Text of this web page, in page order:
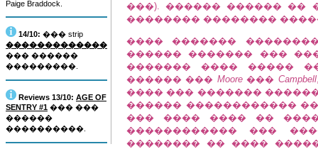
Paige Braddock.
14/10: ��� strip
�������������
��� ������
���������.
Reviews 13/10: AGE OF
SENTRY #1 ��� ���
������
����������.
���). ������ ������ ��
�������� ��������
���� �������
������ ������� ���
������� ���� �����
������ ��� Moore��� Campbell
���� ��� �������
������ ������������
��� ���� ���� ��
������������ ���
�������� �� ����